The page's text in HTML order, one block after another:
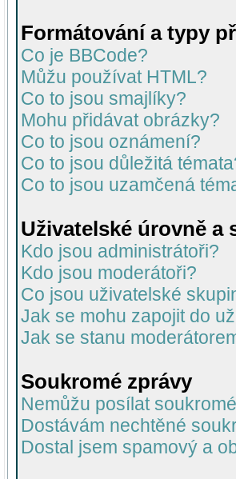
Formátování a typy
Co je BBCode?
Můžu používat HTML?
Co to jsou smajlíky?
Mohu přidávat obrázky?
Co to jsou oznámení?
Co to jsou důležitá
Co to jsou uzamčená
Uživatelské úrovně a
Kdo jsou administrátoři?
Kdo jsou moderátoři?
Co jsou uživatelské
Jak se mohu zapojit do
Jak se stanu
Soukromé zprávy
Nemůžu posílat
Dostávám nechtěné
Dostal jsem spamový a